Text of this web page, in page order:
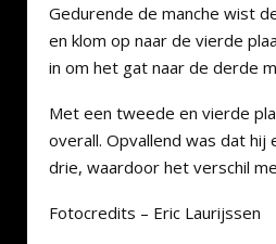
Gedurende de manche wist
en klom op naar de vierde
in om het gat naar de derde
Met een tweede en vierde
overall. Opvallend was dat
drie, waardoor het verschil
Fotocredits – Eric Laurijssen